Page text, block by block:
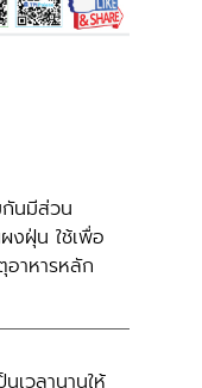
นมีส่วน
งฝุ่น ใช้เพื่อ
าหารหลัก
เวลานานให้